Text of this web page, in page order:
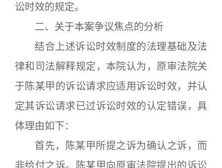
讼时效的规定。
二、关于本案争议焦点的分析
结合上述诉讼时效制度的法理基础及法
律和司法解释规定，本院认为，原审法院关
于陈某甲的诉讼请求应适用诉讼时效，并认
定其诉讼请求已过诉讼时效的认定错误，具
体理由如下：
首先，陈某甲所提之诉为确认之诉，而
非给付之诉。陈某甲向原审法院提出的诉讼